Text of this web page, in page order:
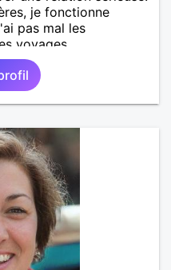
je fonctionne
pas mal les
voyages.